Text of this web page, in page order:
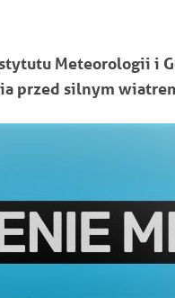
Meteorologii i
przed silnym